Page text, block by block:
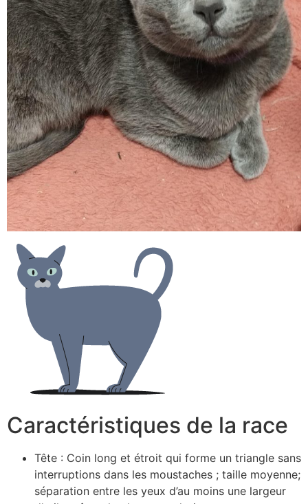
Caractéristiques de la race
Tête : Coin long et étroit qui forme un triangle sans
interruptions dans les moustaches ; taille moyenne;
séparation entre les yeux d’au moins une largeur